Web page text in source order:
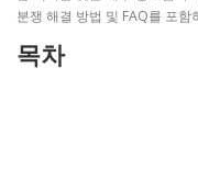
분쟁 해결 방법 및 FAQ를 포
목차